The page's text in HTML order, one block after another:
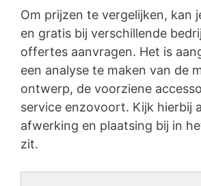
Om prijzen te vergelijken, kan
en gratis bij verschillende
offertes aanvragen. Het is
een analyse te maken van de
ontwerp, de voorziene
service enzovoort. Kijk hierbij
afwerking en plaatsing bij in
zit.